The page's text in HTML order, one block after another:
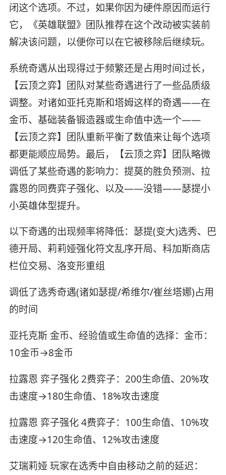
闭这个选项。不过，如果你因为硬件原因而运行
它，《英雄联盟》团队推荐在这个改动被实装前
解决该问题，以便你可以在它被移除后继续玩。
系统奇遇从出现得过于频繁还是占用时间过长，
【云顶之弈】团队对某些奇遇进行了一些品质级
调整。对诸如亚托克斯和塔姆这样的奇遇——在
金币、基础装备锻造器或生命值中选一个——
【云顶之弈】团队重新平衡了数值来让每个选项
都更能顺应局势。最后，【云顶之弈】团队略微
调低了某些奇遇的影响力：提莫的胜负预测、拉
露恩的同费弈子强化、以及——没错——瑟提小
小英雄体型提升。
以下奇遇的出现频率将降低：瑟提(变大)选秀、巴
德开局、莉莉娅强化符文乱序开局、科加斯商店
栏位交易、洛变形重组
调低了选秀奇遇(诸如瑟提/希维尔/崔丝塔娜)占用
的时间
亚托克斯 金币、经验值或生命值的选择：金币：
10金币→8金币
拉露恩 弈子强化 2费弈子：200生命值、20%攻
击速度→180生命值、18%攻击速度
拉露恩 弈子强化 4费弈子：100生命值、10%攻
击速度→120生命值、12%攻击速度
艾瑞莉娅 玩家在选秀中自由移动之前的延迟：